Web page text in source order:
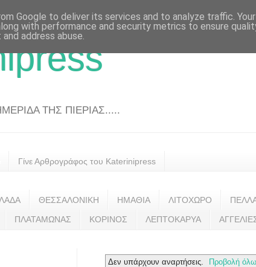
ΤΗΣ ΠΙΕΡΙΑΣ.....
Γίνε Αρθρογράφος του Katerinipress
ΘΕΣΣΑΛΟΝΙΚΗ ΗΜΑΘΙΑ ΛΙΤΟΧΩΡΟ
ΠΛΑΤΑΜΩΝΑΣ ΚΟΡΙΝΟΣ ΛΕΠΤΟΚΑΡΥΑ
Δεν υπάρχουν αναρτήσεις.
Προβολή
Google to deliver its services and to analyze traffic.
with performance and security metrics to ensure
address abuse.